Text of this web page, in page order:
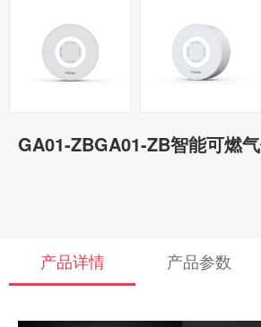
GA01-ZBGA01-ZB智能可燃
产品详情 产品参数